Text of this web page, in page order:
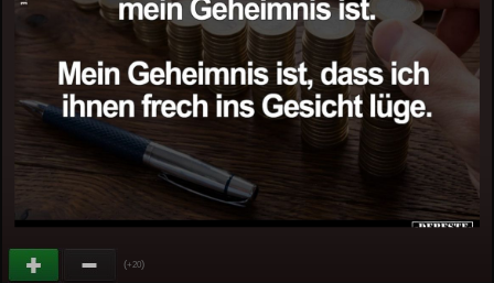
(+20)